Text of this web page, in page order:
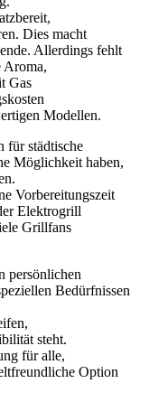
Dies macht
A‬llerdings fehlt
Aroma,
Gas
Modellen.
f‬ür städtische
Möglichkeit haben,
Vorbereitungszeit
Elektrogrill
Grillfans
persönlichen
Bedürfnissen
steht.
f‬ür alle,
Option